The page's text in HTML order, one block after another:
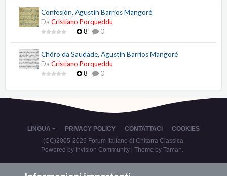
Confesión, Agustín Barrios Mangoré
Da Cristiano Porqueddu
8
0
Chôro da Saudade, Agustín Barrios Mangoré
Da Cristiano Porqueddu
8
0
LINGUA PRIVACY POLICY CONTATTACI
COOKIES
(CC)2005-2025 Forum Italiano di Chitarra Classica
Powered by Invision Community
Theme by Taman.